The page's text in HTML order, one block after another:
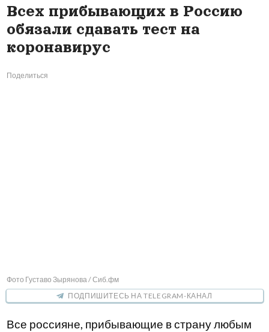
Всех прибывающих в Россию
обязали сдавать тест на
коронавирус
Поделиться
Фото Густаво Зырянова / Сиб.фм
ПОДПИШИТЕСЬ НА TELEGRAM-КАНАЛ
Все россияне, прибывающие в страну любым